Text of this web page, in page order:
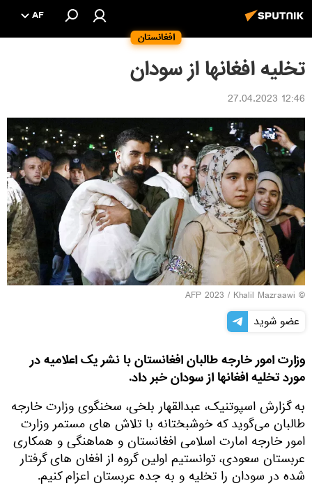
افغانستان
AF
تخلیه افغانها از سودان
12:46 27.04.2023
© AFP 2023 / Khalil Mazraawi
عضو شوید
وزارت امور خارجه طالبان افغانستان با نشر یک اعلامیه در
مورد تخلیه افغانها از سودان خبر داد.
به گزارش اسپوتنیک، عبدالقهار بلخی، سخنگوی وزارت خارجه
طالبان می‌گوید که خوشبختانه با تلاش های مستمر وزارت
امور خارجه امارت اسلامی افغانستان و هماهنگی و همکاری
عربستان سعودی، توانستیم اولین گروه از افغان های گرفتار
شده در سودان را تخلیه و به جده عربستان اعزام کنیم.